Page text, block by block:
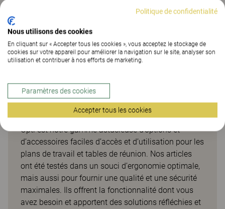
astucieux pour plans de
travail et tables de réunion
Opti est notre gamme astucieuse d’options et
d’accessoires faciles d’accès et d’utilisation pour les
plans de travail et tables de réunion. Nos articles
ont été testés dans un souci d’ergonomie optimale,
mais aussi pour fournir une qualité et une sécurité
maximales. Ils offrent la fonctionnalité dont vous
avez besoin et apportent des solutions réfléchies et
Politique de confidentialité
Nous utilisons des cookies
En cliquant sur « Accepter tous les cookies », vous acceptez le stockage de
cookies sur votre appareil pour améliorer la navigation sur le site, analyser son
utilisation et contribuer à nos efforts de marketing.
Paramètres des cookies
Accepter tous les cookies